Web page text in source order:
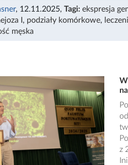
, 12.11.2025, Tagi: ekspresja
I , podziały komórkowe,
męska
z